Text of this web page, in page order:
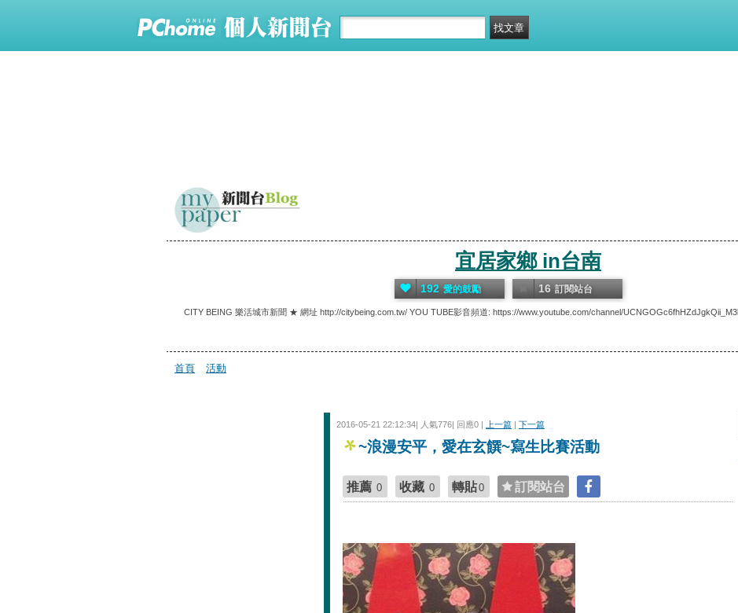
宜居家鄉 in台南
CITY BEING 樂活城市新聞 ★ 網址 http://citybeing.com.tw/ YOU TUBE影音頻道: https://www.youtube.com/channel/
192 愛的鼓勵 16 訂閱站台
首頁 活動
2016-05-21 22:12:34| 人氣776| 回應0 | 上一篇 | 下一篇
~浪漫安平，愛在玄饌~寫生比賽活動
推薦 0 收藏 0 轉貼0 訂閱站台